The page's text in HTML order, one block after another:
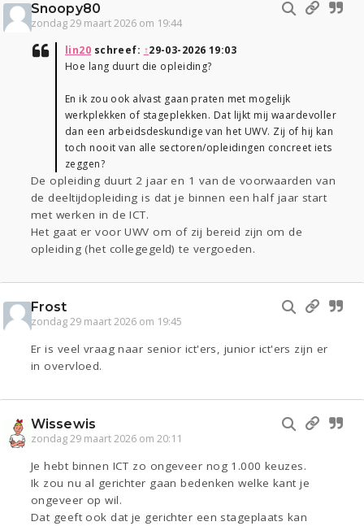
Snoopy80
zondag 29 maart 2026 om 19:44
lin20 schreef: ↑29-03-2026 19:03
Hoe lang duurt die opleiding?
En ik zou ook alvast gaan praten met mogelijk
werkplekken of stageplekken. Dat lijkt mij waardevoller
dan een arbeidsdeskundige van het UWV. Zij of hij kan
toch nooit van alle sectoren/opleidingen concreet iets
zeggen?
De opleiding duurt 2 jaar en 1 van de voorwaarden van
de deeltijdopleiding is dat je binnen een half jaar start
met werken in de ICT.
Het gaat er voor UWV om of zij bereid zijn om de
opleiding (het collegegeld) te vergoeden.
Frost
zondag 29 maart 2026 om 19:45
Er is veel vraag naar senior ict'ers, junior ict'ers zijn er
in overvloed.
Wissewis
zondag 29 maart 2026 om 20:11
Je hebt binnen ICT zo ongeveer nog 1.000 keuzes.
Ik zou nu al gerichter gaan bedenken welke kant je
ongeveer op wil.
Dat geeft ook dat je gerichter een stageplaats kan